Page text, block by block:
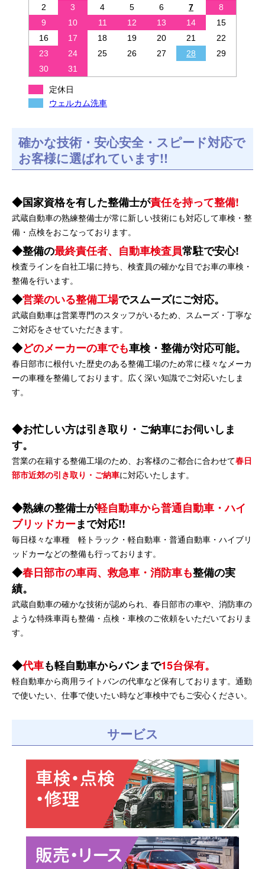
2
3 4 5 6 7
8
9
10 11 12 13 14
15
16
17 18 19 20 21
22
23
24 25 26 27 28
29
30
31
定休日
ウェルカム洗車
確かな技術・安心安全・スピード対応で
お客様に選ばれています!!
国家資格を有した整備士が責任を持って整備!
武蔵自動車の熟練整備士が常に新しい技術にも対応して車検・整
備・点検をおこなっております。
整備の最終責任者、自動車検査員常駐で安心!
検査ラインを自社工場に持ち、検査員の確かな目でお車の車検・
整備を行います。
営業のいる整備工場でスムーズにご対応。
武蔵自動車は営業専門のスタッフがいるため、スムーズ・丁寧な
ご対応をさせていただきます。
どのメーカーの車でも車検・整備が対応可能。
春日部市に根付いた歴史のある整備工場のため常に様々なメーカ
ーの車種を整備しております。広く深い知識でご対応いたしま
す。
お忙しい方は引き取り・ご納車にお伺いしま
す。
営業の在籍する整備工場のため、お客様のご都合に合わせて春日
部市近郊の引き取り・ご納車に対応いたします。
熟練の整備士が軽自動車から普通自動車・ハイ
ブリッドカーまで対応!!
毎日様々な車種 軽トラック・軽自動車・普通自動車・ハイブリ
ッドカーなどの整備も行っております。
春日部市の車両、救急車・消防車も整備の実
績。
武蔵自動車の確かな技術が認められ、春日部市の車や、消防車の
ような特殊車両も整備・点検・車検のご依頼をいただいておりま
す。
代車も軽自動車からバンまで15台保有。
軽自動車から商用ライトバンの代車など保有しております。通勤
で使いたい、仕事で使いたい時など車検中でもご安心ください。
サービス